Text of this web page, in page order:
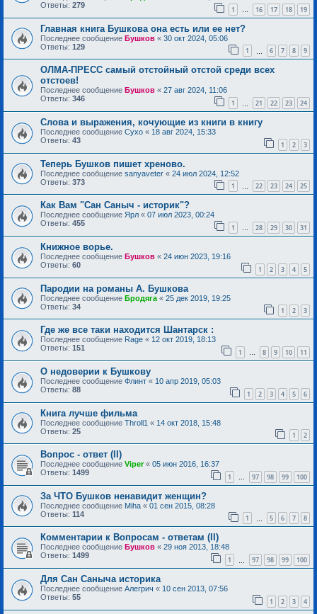
Ответы: 279 1 … 16 17 18 19
Главная книга Бушкова она есть или ее нет?
Последнее сообщение Бушков « 30 окт 2024, 05:06
Ответы: 129 1 6 7 8 9
ОЛМА-ПРЕСС самый отстойный отстой среди всех
отстоев!
Последнее сообщение Бушков « 27 авг 2024, 11:06
Ответы: 346 1 21 22 23 24
Слова и выражения, кочующие из книги в книгу
Последнее сообщение Сухо « 18 авг 2024, 15:33
Ответы: 43 1 2 3
Теперь Бушков пишет хреново.
Последнее сообщение sanyaveter « 24 июл 2024, 12:52
Ответы: 373 1 22 23 24 25
Как Вам "Сан Саныч - историк"?
Последнее сообщение Ярл « 07 июл 2023, 00:24
Ответы: 455 1 … 28 29 30 31
Книжное ворье.
Последнее сообщение Бушков « 24 июн 2023, 19:16
Ответы: 60 1 2 3 4 5
Пародии на романы А. Бушкова
Последнее сообщение Бродяга « 25 дек 2019, 19:25
Ответы: 34 1 2 3
Где же все таки находится Шантарск :
Последнее сообщение Rage « 12 окт 2019, 18:13
Ответы: 151 1 … 8 9 10 11
О недоверии к Бушкову
Последнее сообщение Флинт « 10 апр 2019, 05:03
Ответы: 88 1 2 3 4 5 6
Книга лучше фильма
Последнее сообщение Throll1 « 14 окт 2018, 15:48
Ответы: 25 1 2
Вопрос - ответ (II)
Последнее сообщение Viper« 05 июн 2016, 16:37
Ответы: 1499 1 … 97 98 99 100
За ЧТО Бушков ненавидит женщин?
Последнее сообщение Miha « 01 сен 2015, 08:28
Ответы: 114 1 5 6 7 8
Комментарии к Вопросам - ответам (II)
Последнее сообщение Бушков « 29 ноя 2013, 18:48
Ответы: 1499 1 97 98 99 100
Для Сан Саныча историка
Последнее сообщение Алегрич « 10 сен 2013, 07:56
Ответы: 55 1 2 3 4